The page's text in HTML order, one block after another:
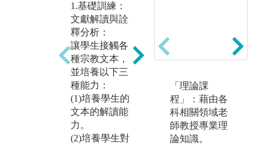
1.基礎訓練：
文獻解讀與詮
釋分析：
讓學生接觸各
種宗教文本，
並培養以下三
種能力：
(1)培養學生的
文本的解讀能
力。
(2)培養學生對
讓學生於各宗
教的教義或規
理、歸納，於
此培養學生對
宗教哲學的抽
象思考能力。
「理論課
程」：藉由各
科相關領域老
師教授專業理
論知識。